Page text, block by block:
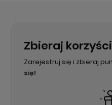
Zbieraj korzyści
Zarejestruj się i zbieraj
się!